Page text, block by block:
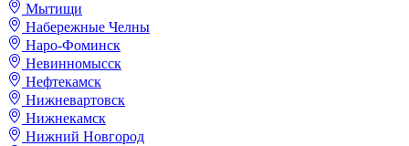
Мытищи
Набережные Челны
Наро-Фоминск
Невинномысск
Нефтекамск
Нижневартовск
Нижнекамск
Нижний Новгород